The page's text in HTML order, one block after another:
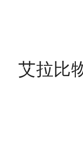
艾拉比